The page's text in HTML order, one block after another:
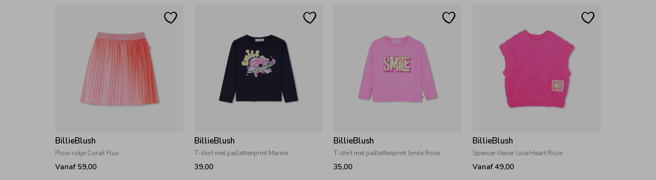
BillieBlush
Plooi rokje Corail Fluo
Vanaf 59,00
BillieBlush
T-shirt met paillettenprint Marine
39,00
BillieBlush
T-shirt met paillettenprint Smile Roze
35,00
BillieBlush
Spencer Never lose Heart Roze
Vanaf 49,00